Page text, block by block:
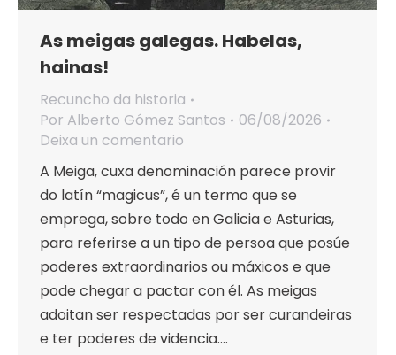
As meigas galegas. Habelas,
hainas!
Recuncho da historia
Por Alberto Gómez Santos
06/08/2026
Deixa un comentario
A Meiga, cuxa denominación parece provir
do latín “magicus”, é un termo que se
emprega, sobre todo en Galicia e Asturias,
para referirse a un tipo de persoa que posúe
poderes extraordinarios ou máxicos e que
pode chegar a pactar con él. As meigas
adoitan ser respectadas por ser curandeiras
e ter poderes de videncia.…